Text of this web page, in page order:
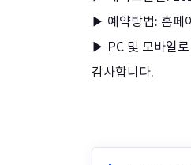
▶ 예약방법: 홈페
▶ PC 및 모바일
감사합니다.